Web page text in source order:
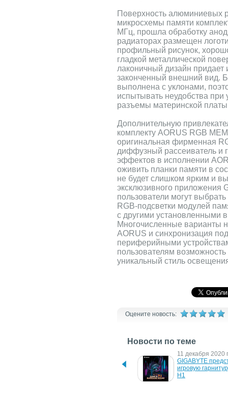
Поверхность алюминиевых
микросхемы памяти
МГц, прошла обработку
радиаторах размещен
профильный рисунок,
гладкой металлической
лаконичный дизайн
законченный внешний вид.
выполнена с уклонами,
испытывать неудобства
разъемы материнской
Дополнительную
комплекту AORUS RGB
оригинальная фирменная
диффузный рассеиватель и
эффектов в исполнении
оживить планки памяти в
не будет слишком ярким и
эксклюзивного приложения
пользователи могут
RGB-подсветки модулей
с другими установленными
Многочисленные варианты
AORUS и синхронизация
периферийными
пользователям
уникальный стиль
Оцените новость:
Новости по теме
TeamGroup представила
11 декабря 2020
GIGABYTE
игровую
H1